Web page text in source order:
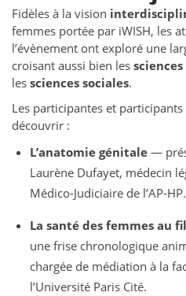
Fidèles à la vision
femmes portée par iWISH, les
l’évènement ont exploré une
croisant aussi bien les
les sciences sociales.
Les participantes et
découvrir :
L’anatomie génitale—
Laurène Dufayet, médecin
Médico‑Judiciaire de l’AP‑HP.
La santé des femmes au
une frise chronologique
chargée de médiation à la
l’Université Paris Cité.